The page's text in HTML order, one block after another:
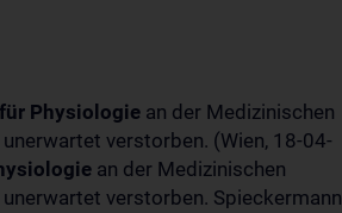
für Physiologie an der Medizinischen
verstorben. (Wien, 18-04-
an der Medizinischen
verstorben. Spieckermann